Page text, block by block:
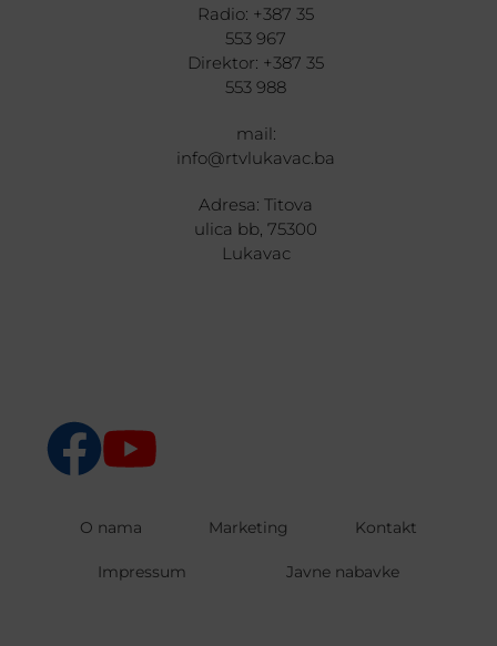
Radio: +387 35
553 967
Direktor: +387 35
553 988
mail:
info@rtvlukavac.ba
Adresa: Titova
ulica bb, 75300
Lukavac
O nama Marketing Kontakt
Impressum Javne nabavke